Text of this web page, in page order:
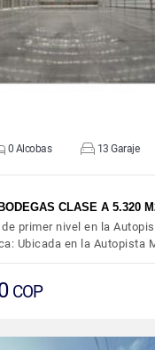
0 Alcobas 13 Garaje
CLASE A 5.320
de primer nivel en la
Ubicada en la Autopista
COP